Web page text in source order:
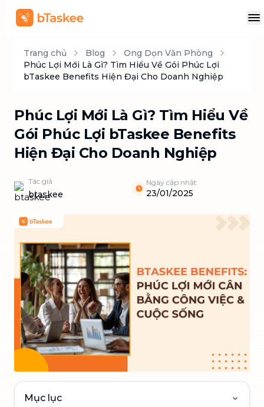
Trang chủ Blog
Ong Dọn Văn Phòng
Phúc Lợi Mới Là Gì? Tìm Hiểu Về Gói Phúc Lợi
bTaskee Benefits Hiện Đại Cho Doanh Nghiệp
Phúc Lợi Mới Là Gì? Tìm Hiểu Về
Gói Phúc Lợi bTaskee Benefits
Hiện Đại Cho Doanh Nghiệp
Tác giả
btaskee
Ngày cập nhật
23/01/2025
Mục lục